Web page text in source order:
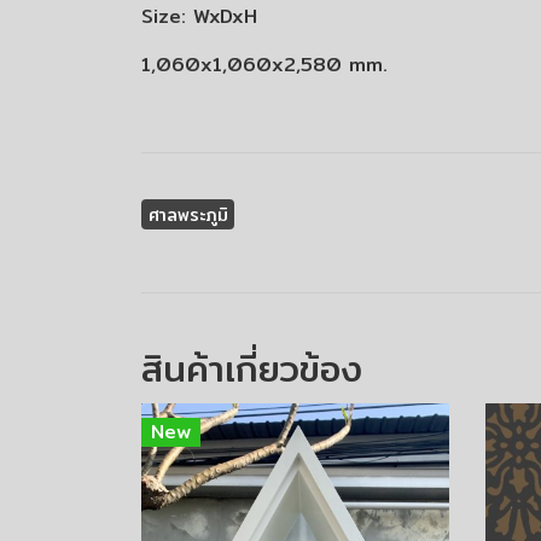
Size: WxDxH
1,060x1,060x2,580 mm.
ศาลพระภูมิ
สินค้าเกี่ยวข้อง
New